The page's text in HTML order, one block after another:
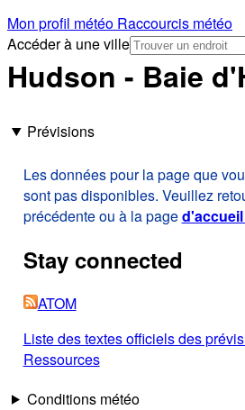
Mon profil météo Raccourcis météo
Accéder à une ville
Hudson - Baie
Prévisions
Les données pour la page que
sont pas disponibles. Veuillez
précédente ou à la page
Stay connected
ATOM
Liste des textes officiels des
Ressources
Conditions météo